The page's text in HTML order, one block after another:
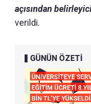
açısından
verildi.
GÜNÜN ÖZETİ